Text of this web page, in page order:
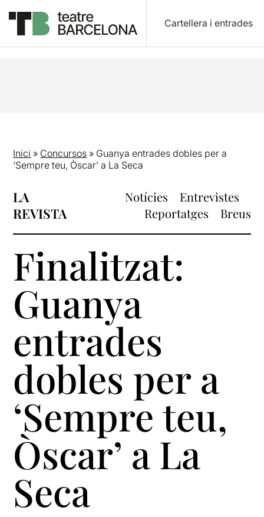
Cartellera i entrades
Inici » Concursos » Guanya entrades dobles per a
‘Sempre teu, Òscar’ a La Seca
LA
REVISTA
Notícies
Entrevistes
Reportatges
Breus
Finalitzat:
Guanya
entrades
dobles per a
‘Sempre teu,
Òscar’ a La
Seca